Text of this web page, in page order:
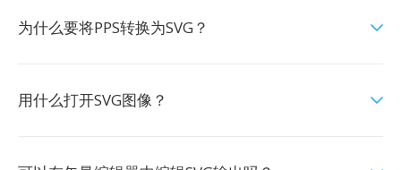
为什么要将PPS转换为SVG？
用什么打开SVG图像？